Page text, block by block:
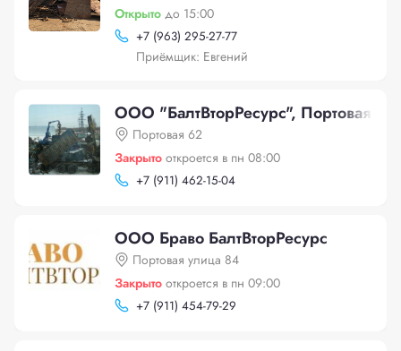
Открыто до 15:00
+7 (963) 295-27-77
Приёмщик: Евгений
ООО "БалтВторРесурс", Портовая 62
Портовая 62
Закрыто откроется в пн 08:00
+7 (911) 462-15-04
ООО Браво БалтВторРесурс
Портовая улица 84
Закрыто откроется в пн 09:00
+7 (911) 454-79-29